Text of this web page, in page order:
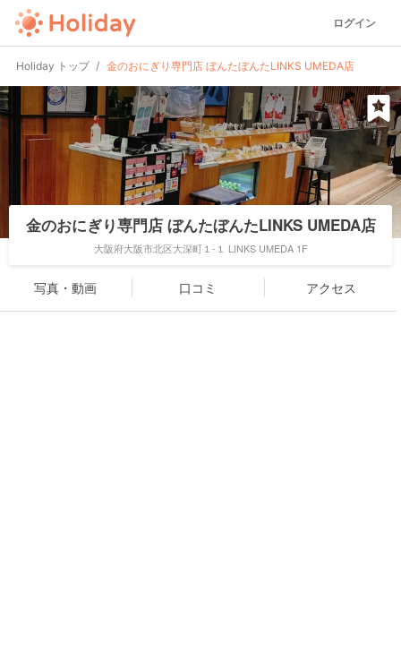
ログイン
Holiday トップ 金のおにぎり専門店 ぼんたぼんたLINKS UMEDA店
金のおにぎり専門店 ぼんたぼんたLINKS UMEDA店
大阪府大阪市北区大深町１-１ LINKS UMEDA 1F
写真・動画 口コミ アクセス